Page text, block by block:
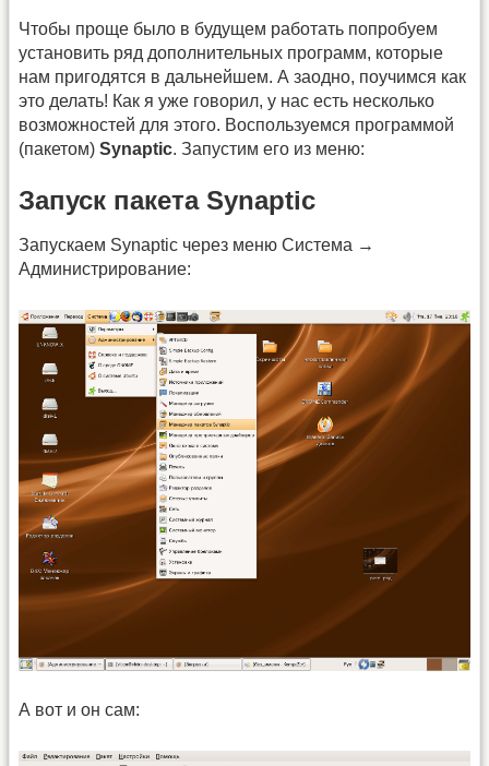
Чтобы проще было в будущем работать попробуем
установить ряд дополнительных программ, которые
нам пригодятся в дальнейшем. А заодно, поучимся как
это делать! Как я уже говорил, у нас есть несколько
возможностей для этого. Воспользуемся программой
(пакетом) Synaptic. Запустим его из меню:
Запуск пакета Synaptic
Запускаем Synaptic через меню Система →
Администрирование:
А вот и он сам: